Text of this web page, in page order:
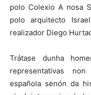
polo Colexio A nosa
polo arquitecto
realizador Diego
Trátase dunha
representativas
española senón da